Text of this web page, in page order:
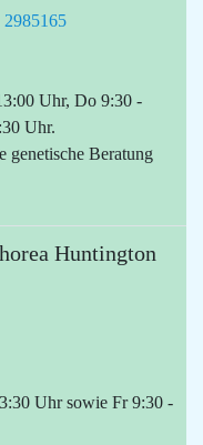
2985165
Uhr, Do 9:30 -
Uhr.
genetische Beratung
Huntington
Uhr sowie Fr 9:30 -